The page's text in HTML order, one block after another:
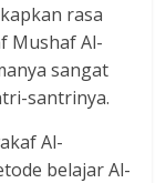
rasa
Mushaf Al-
sangat
santrinya.
Al-
belajar Al-